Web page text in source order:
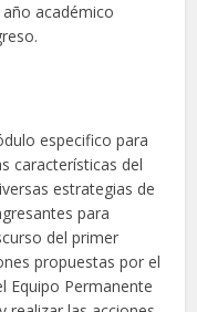
académico
especifico para
características del
estrategias de
para
del primer
propuestas por el
Equipo Permanente